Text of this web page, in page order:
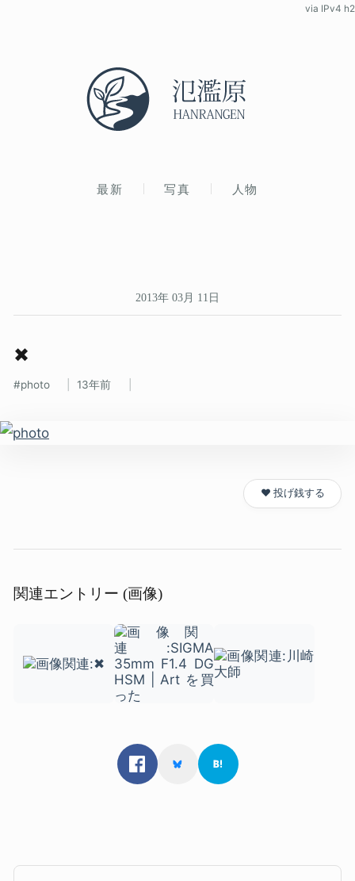
最新 写真 人物
via IPv4 h2
2013年 03月 11日
✖
photo 13年前
❤️ 投げ銭する
関連エントリー (画像)